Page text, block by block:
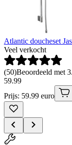
Atlantic doucheset
Veel verkocht
(50)Beoordeeld met
59.99
Prijs: 59.99 euro